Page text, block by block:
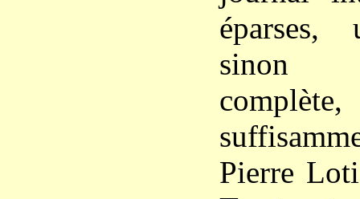
éparses,
sinon
Pierre